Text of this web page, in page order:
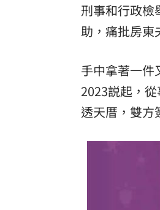
理想混蛋號召
刑事和行政檢
助，痛批房東
手中拿著一件
2023説起，
透天厝，雙方